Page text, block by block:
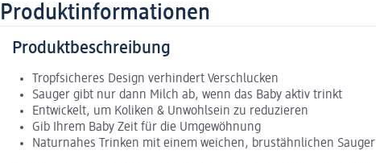
Produktinformationen
Produktbeschreibung
Tropfsicheres Design verhindert Verschlucken
Sauger gibt nur dann Milch ab, wenn das Baby aktiv trinkt
Entwickelt, um Koliken & Unwohlsein zu reduzieren
Gib Ihrem Baby Zeit für die Umgewöhnung
Naturnahes Trinken mit einem weichen, brustähnlichen Sauger